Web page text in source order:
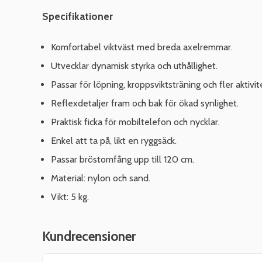
Specifikationer
Komfortabel viktväst med breda axelremmar.
Utvecklar dynamisk styrka och uthållighet.
Passar för löpning, kroppsviktsträning och fler
Reflexdetaljer fram och bak för ökad synlighet.
Praktisk ficka för mobiltelefon och nycklar.
Enkel att ta på, likt en ryggsäck.
Passar bröstomfång upp till 120 cm.
Material: nylon och sand.
Vikt: 5 kg.
Kundrecensioner